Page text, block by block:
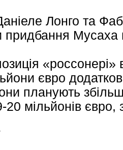
Лонго та
придбання
«россонері»
євро
планують
20 мільйонів